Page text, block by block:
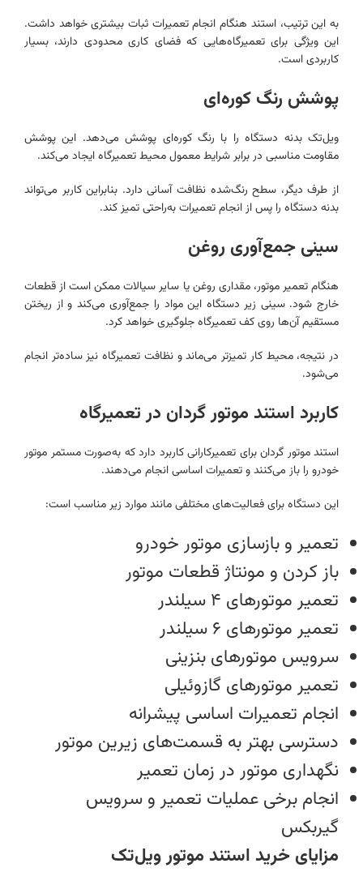
به این ترتیب، استند هنگام انجام تعمیرات ثبات بیشتری خواهد داشت.
این ویژگی برای تعمیرگاه‌هایی که فضای کاری محدودی دارند، بسیار
کاربردی است.
پوشش رنگ کوره‌ای
ویل‌تک بدنه دستگاه را با رنگ کوره‌ای پوشش می‌دهد. این پوشش
مقاومت مناسبی در برابر شرایط معمول محیط تعمیرگاه ایجاد می‌کند.
از طرف دیگر، سطح رنگ‌شده نظافت آسانی دارد. بنابراین کاربر می‌تواند
بدنه دستگاه را پس از انجام تعمیرات به‌راحتی تمیز کند.
سینی جمع‌آوری روغن
هنگام تعمیر موتور، مقداری روغن یا سایر سیالات ممکن است از قطعات
خارج شود. سینی زیر دستگاه این مواد را جمع‌آوری می‌کند و از ریختن
مستقیم آن‌ها روی کف تعمیرگاه جلوگیری خواهد کرد.
در نتیجه، محیط کار تمیزتر می‌ماند و نظافت تعمیرگاه نیز ساده‌تر انجام
می‌شود.
کاربرد استند موتور گردان در تعمیرگاه
استند موتور گردان برای تعمیرکارانی کاربرد دارد که به‌صورت مستمر موتور
خودرو را باز می‌کنند و تعمیرات اساسی انجام می‌دهند.
این دستگاه برای فعالیت‌های مختلفی مانند موارد زیر مناسب است:
تعمیر و بازسازی موتور خودرو
باز کردن و مونتاژ قطعات موتور
تعمیر موتورهای ۴ سیلندر
تعمیر موتورهای ۶ سیلندر
سرویس موتورهای بنزینی
تعمیر موتورهای گازوئیلی
انجام تعمیرات اساسی پیشرانه
دسترسی بهتر به قسمت‌های زیرین موتور
نگهداری موتور در زمان تعمیر
انجام برخی عملیات تعمیر و سرویس
گیربکس
مزایای خرید استند موتور ویل‌تک